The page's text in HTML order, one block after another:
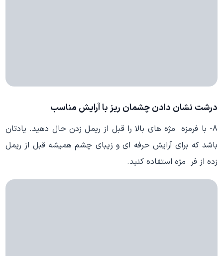
درشت نشان دادن چشمان ریز با آرایش مناسب
8- با فرمزه مژه های بالا را قبل از ریمل زدن حال دهید. یادتان
باشد که برای آرایش حرفه ای و زیبای چشم همیشه قبل از ریمل
زده از فر مژه استفاده کنید.